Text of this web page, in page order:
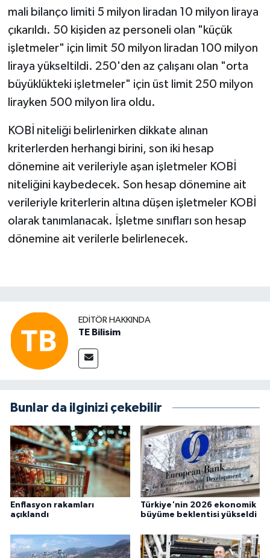
mali bilanço limiti 5 milyon liradan 10 milyon liraya
çıkarıldı. 50 kişiden az personeli olan "küçük
işletmeler" için limit 50 milyon liradan 100 milyon
liraya yükseltildi. 250'den az çalışanı olan "orta
büyüklükteki işletmeler" için üst limit 250 milyon
lirayken 500 milyon lira oldu.
KOBİ niteliği belirlenirken dikkate alınan
kriterlerden herhangi birini, son iki hesap
dönemine ait verileriyle aşan işletmeler KOBİ
niteliğini kaybedecek. Son hesap dönemine ait
verileriyle kriterlerin altına düşen işletmeler KOBİ
olarak tanımlanacak. İşletme sınıfları son hesap
dönemine ait verilerle belirlenecek.
EDITÖR HAKKINDA
TE Bilisim
Bunlar da ilginizi çekebilir
Enflasyon rakamları
açıklandı
Türkiye'nin 2026 ekonomik
büyüme beklentisi yükseldi